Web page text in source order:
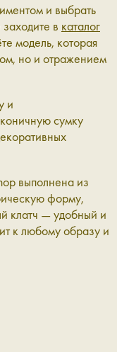
и выбрать
в каталог
модель, которая
но и отражением
и
сумку
выполнена из
форму,
клатч — удобный и
к любому образу и